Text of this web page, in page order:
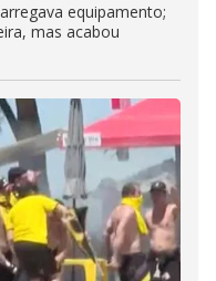
equipamento;
mas acabou